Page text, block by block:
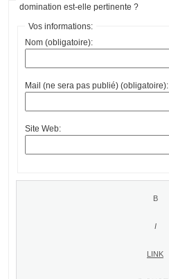
domination est-elle pertinente ?
Vos informations:
Nom (obligatoire):
Mail (ne sera pas publié) (obligatoire):
Site Web: